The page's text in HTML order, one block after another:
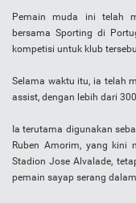
Pemain muda ini telah
bersama Sporting di
kompetisi untuk klub
Selama waktu itu, ia telah
assist, dengan lebih dari
Ia terutama digunakan
Ruben Amorim, yang kini
Stadion Jose Alvalade,
pemain sayap serang